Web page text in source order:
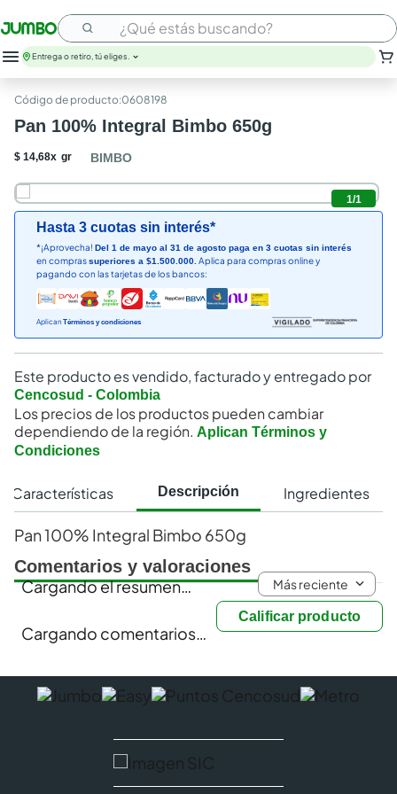
¿Qué estás buscando?
Entrega o retiro, tú eliges.
:0608198
Pan 100% Integral Bimbo 650g
$ 14,68x gr BIMBO
1/1
Hasta 3 cuotas sin interés*
*¡Aprovecha! Del 1 de mayo al 31 de agosto paga en 3 cuotas sin interés
en comprassuperiores a $1.500.000. Aplica para compras online y
pagando con las tarjetas de los bancos:
Aplican Términos y condiciones
Este producto es vendido, facturado y entregado por
Cencosud - Colombia
Los precios de los productos pueden cambiar
dependiendo de la región. Aplican Términos y
Condiciones
Características Descripción Ingredientes
Pan 100% Integral Bimbo 650g
Comentarios y valoraciones
Calificar producto
Cargando el resumen… Más reciente
Cargando comentarios…